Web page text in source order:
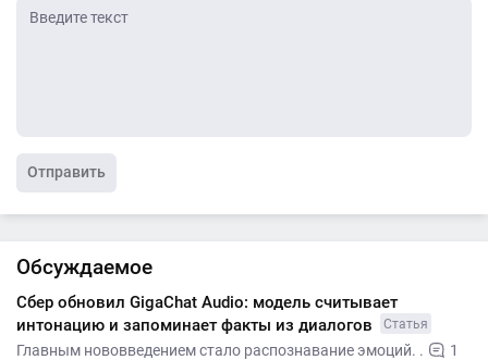
Отправить
Обсуждаемое
Сбер обновил GigaChat Audio: модель считывает
интонацию и запоминает факты из диалогов
Статья
Главным нововведением стало распознавание эмоций. . 1